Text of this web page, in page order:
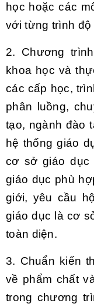
học hoặc các
với từng trình độ
2. Chương
khoa học và
các cấp học,
phân luồng,
tạo, ngành đào
hệ thống giáo
cơ sở giáo dục
giáo dục phù
giới, yêu cầu
giáo dục là cơ
toàn diện.
3. Chuẩn kiến
về phẩm chất
trong chương